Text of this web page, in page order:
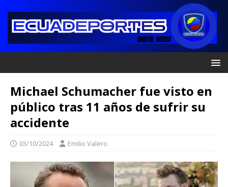
Michael Schumacher fue visto en
público tras 11 años de sufrir su
accidente
03/10/2024 Emilio Valero